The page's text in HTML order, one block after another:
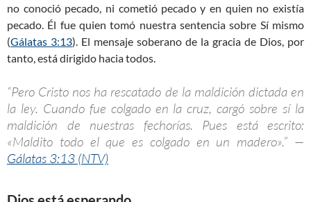
no conoció pecado, ni cometió pecado y en quien no existía
pecado. Él fue quien tomó nuestra sentencia sobre Sí mismo
(Gálatas 3:13). El mensaje soberano de la gracia de Dios, por
tanto, está dirigido hacia todos.
“Pero Cristo nos ha rescatado de la maldición dictada en
la ley. Cuando fue colgado en la cruz, cargó sobre sí la
maldición de nuestras fechorías. Pues está escrito:
«Maldito todo el que es colgado en un madero».” —
Gálatas 3:13 (NTV)